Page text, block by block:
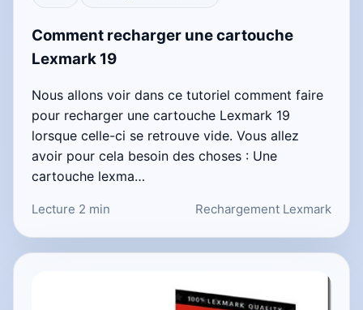
Comment recharger une cartouche
Lexmark 19
Nous allons voir dans ce tutoriel comment faire
pour recharger une cartouche Lexmark 19
lorsque celle-ci se retrouve vide. Vous allez
avoir pour cela besoin des choses : Une
cartouche lexma…
Lecture 2 min Rechargement Lexmark